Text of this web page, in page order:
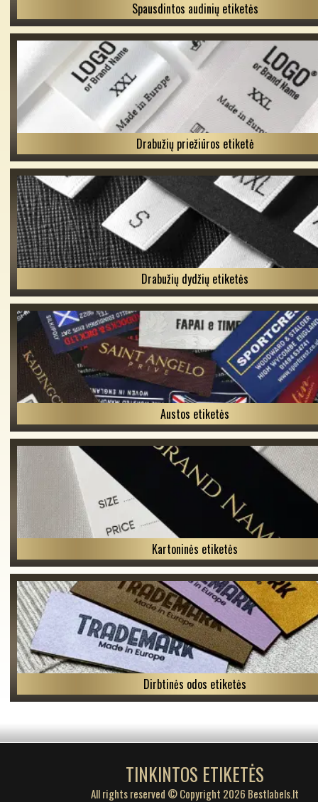
Spausdintos audinių etiketės
Drabužių priežiūros etiketė
Drabužių dydžių etiketės
Austos etiketės
Kartoninės etiketės
Dirbtinės odos etiketės
TINKINTOS ETIKETĖS
All rights reserved © Copyright 2026 Bestlabels.lt